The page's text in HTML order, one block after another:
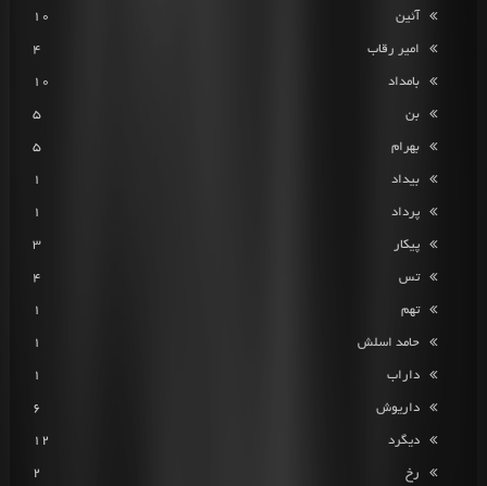
آئین 10
امیر رقاب 4
بامداد 10
بن 5
بهرام 5
بیداد 1
پرداد 1
پیکار 3
تس 4
تهم 1
حامد اسلش 1
داراب 1
داریوش 6
دیگرد 12
رخ 2